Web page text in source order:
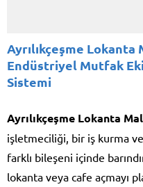
Ayrılıkçeşme
Endüstriyel Mutfak
Sistemi
Ayrılıkçeşme Lokanta
işletmeciliği, bir iş kurma
farklı bileşeni içinde
lokanta veya cafe açmayı